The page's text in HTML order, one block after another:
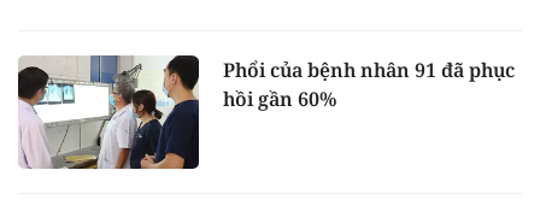
Phổi của bệnh nhân 91 đã phục
hồi gần 60%